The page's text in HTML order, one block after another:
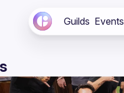
Guilds Events